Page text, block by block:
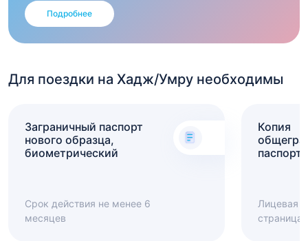
Ношение масок внутри страны и социальное
дистанцирование - так же отменены.
Подробнее
Для поездки на Хадж/Умру необходимы
Заграничный паспорт
нового образца,
биометрический
Срок действия не менее 6
месяцев
Копия
паспорта
Лицевая
страница